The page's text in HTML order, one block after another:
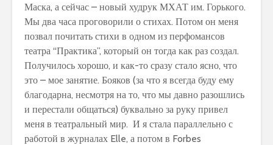
Маска, а сейчас – новый худрук МХАТ им. Горького.
Мы два часа проговорили о стихах. Потом он меня
позвал почитать стихи в одном из перфомансов
театра “Практика”, который он тогда как раз создал.
Получилось хорошо, и как-то сразу стало ясно, что
это – мое занятие. Бояков (за что я всегда буду ему
благодарна, несмотря на то, что мы давно разошлись
и перестали общаться) буквально за руку привел
меня в театральный мир. И я стала параллельно с
работой в журналах Elle, а потом в Forbes